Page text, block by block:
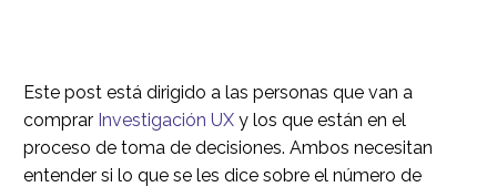
Este post está dirigido a las personas que van a
comprar Investigación UX y los que están en el
proceso de toma de decisiones. Ambos necesitan
entender si lo que se les dice sobre el número de